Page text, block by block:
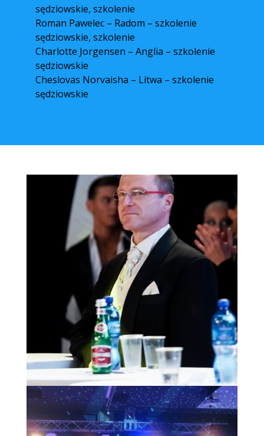
sędziowskie, szkolenie
Roman Pawelec – Radom – szkolenie
sędziowskie, szkolenie
Charlotte Jorgensen – Anglia – szkolenie
sędziowskie
Cheslovas Norvaisha – Litwa – szkolenie
sędziowskie